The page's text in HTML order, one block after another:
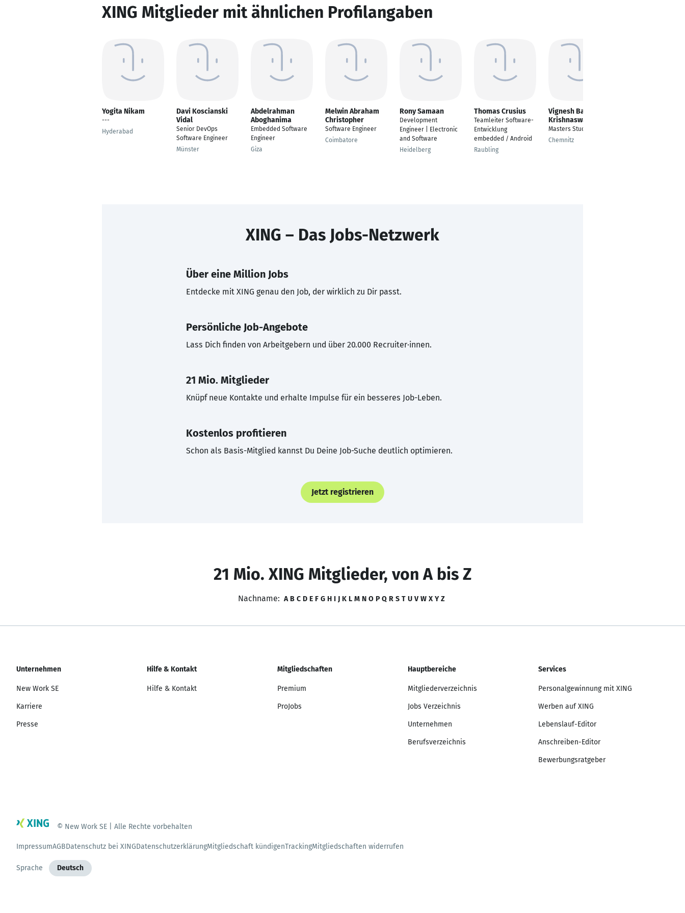
XING Mitglieder mit ähnlichen Profilangaben
Yogita Nikam
---
Hyderabad
Davi Koscianski
Vidal
Senior DevOps
Software Engineer
Münster
Abdelrahman
Aboghanima
Embedded Software
Engineer
Giza
Melwin Abraham
Christopher
Software Engineer
Coimbatore
Rony Samaan
Development
Engineer | Electronic
and Software
Heidelberg
Thomas Crusius
Teamleiter Software-
Entwicklung
embedded / Android
Raubling
Vignesh Balaji
Krishnaswamy
Masters Student
Chemnitz
XING – Das Jobs-Netzwerk
Über eine Million Jobs
Entdecke mit XING genau den Job, der wirklich zu Dir passt.
Persönliche Job-Angebote
Lass Dich finden von Arbeitgebern und über 20.000 Recruiter·innen.
21 Mio. Mitglieder
Knüpf neue Kontakte und erhalte Impulse für ein besseres Job-Leben.
Kostenlos profitieren
Schon als Basis-Mitglied kannst Du Deine Job-Suche deutlich optimieren.
Jetzt registrieren
21 Mio. XING Mitglieder, von A bis Z
Nachname: A B C D E F G H I J K L M N O P Q R S T U V W X Y Z
Unternehmen
New Work SE
Karriere
Presse
Hilfe & Kontakt
Hilfe & Kontakt
Mitgliedschaften
Premium
ProJobs
Hauptbereiche
Mitgliederverzeichnis
Jobs Verzeichnis
Unternehmen
Berufsverzeichnis
Services
Personalgewinnung mit XING
Werben auf XING
Lebenslauf-Editor
Anschreiben-Editor
Bewerbungsratgeber
© New Work SE | Alle Rechte vorbehalten
ImpressumAGBDatenschutz bei XINGDatenschutzerklärungMitgliedschaft kündigenTrackingMitgliedschaften widerrufen
Sprache Deutsch